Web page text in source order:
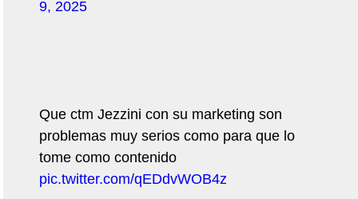
9, 2025
Que ctm Jezzini con su marketing son
problemas muy serios como para que lo
tome como contenido
pic.twitter.com/qEDdvWOB4z